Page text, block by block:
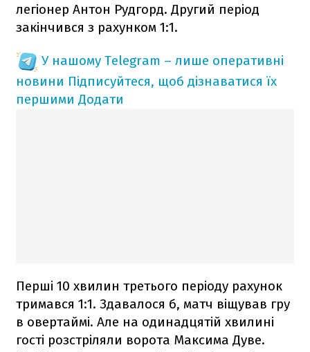
легіонер Антон Рудгорд. Другий період
закінчився з рахунком 1:1.
У нашому Telegram – лише оперативні
новини Підписуйтеся, щоб дізнаватися їх
першими Додати
Перші 10 хвилин третього періоду рахунок
тримався 1:1. Здавалося б, матч віщував гру
в овертаймі. Але на одинадцятій хвилині
гості розстріляли ворота Максима Дуве.